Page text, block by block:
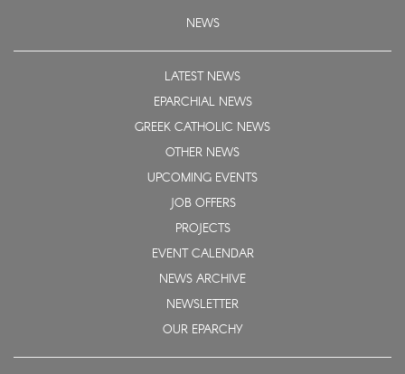
NEWS
LATEST NEWS
EPARCHIAL NEWS
GREEK CATHOLIC NEWS
OTHER NEWS
UPCOMING EVENTS
JOB OFFERS
PROJECTS
EVENT CALENDAR
NEWS ARCHIVE
NEWSLETTER
OUR EPARCHY